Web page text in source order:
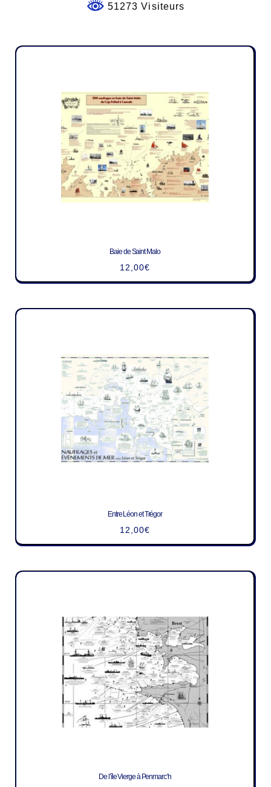
51273 Visiteurs
Baie de Saint Malo
12,00€
Entre Léon et Trégor
12,00€
De l’île Vierge à Penmarc’h